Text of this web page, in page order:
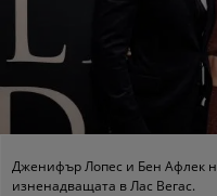
Дженифър Лопес и Бен Афлек
изненадващата в Лас Вегас.